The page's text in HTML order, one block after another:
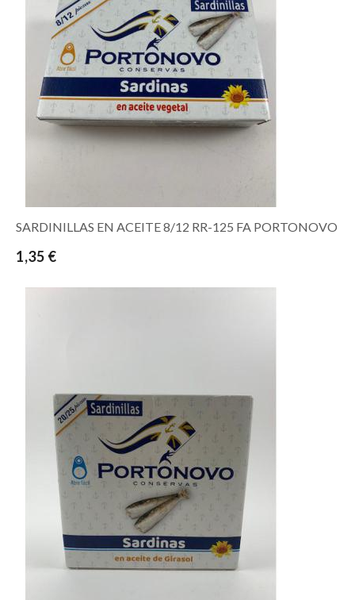
SARDINILLAS EN ACEITE 8/12 RR-125 FA PORTONOVO
1,35 €